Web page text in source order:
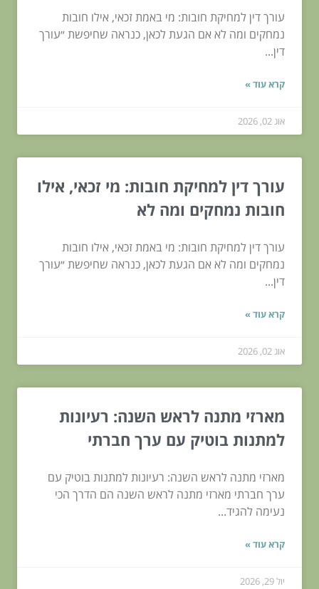
עורך דין למחיקת חובות: מי באמת זכאי, אילו חובות
נמחקים ומה לא אם הגעת לכאן, כנראה שחיפשת ״עורך
דין...
קרא עוד »
אוג 02, 2026
עורך דין למחיקת חובות: מי זכאי, אילו
חובות נמחקים ומה לא
עורך דין למחיקת חובות: מי באמת זכאי, אילו חובות
נמחקים ומה לא אם הגעת לכאן, כנראה שחיפשת ״עורך
דין...
קרא עוד »
אוג 02, 2026
מארזי מתנה לראש השנה: רעיונות
למתנות בוטיק עם ערך חברתי
מארזי מתנה לראש השנה: רעיונות למתנות בוטיק עם
ערך חברתי מארזי מתנה לראש השנה הם הדרך הכי
נעימה להגיד...
קרא עוד »
יול 29, 2026